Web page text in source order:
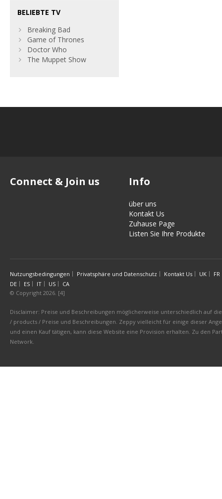
BELIEBTE TV
Breaking Bad
Game of Thrones
Doctor Who
The Muppet Show
Connect & Join us Info
über uns
Kontakt Us
Zuhause Page
Listen Sie Ihre Produkte
Nutzungsbedingungen Privatsphäre und Datenschutz Kontakt Us UK
FR
DE
ES IT US
CA
© Copyright 2026. [4]
Disclaimer: Preise und Beschreibungen möglicherweise unterschiedlich auf
/ products / Preise und Beschreibungen. Zeppy vielleicht für einige dieser
und einen Kauf tätigen, kann diese Website eine Provision erhalten. Zu den
Network.